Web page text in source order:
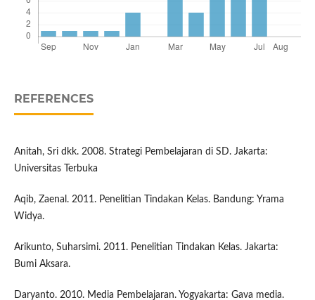
REFERENCES
Anitah, Sri dkk. 2008. Strategi Pembelajaran di SD. Jakarta:
Universitas Terbuka
Aqib, Zaenal. 2011. Penelitian Tindakan Kelas. Bandung: Yrama
Widya.
Arikunto, Suharsimi. 2011. Penelitian Tindakan Kelas. Jakarta:
Bumi Aksara.
Daryanto. 2010. Media Pembelajaran. Yogyakarta: Gava media.